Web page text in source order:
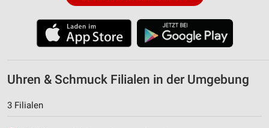
Uhren & Schmuck Filialen in der Umgebung
3 Filialen